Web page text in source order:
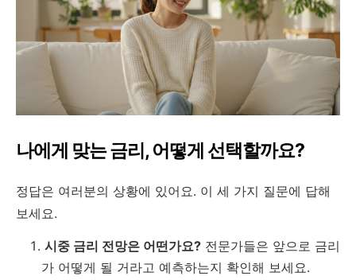
나에게 맞는 금리, 어떻게 선택할까요?
정답은 여러분의 상황에 있어요. 이 세 가지 질문에 답해
보세요.
시중 금리 전망은 어떤가요? 전문가들은 앞으로 금리
가 어떻게 될 거라고 예측하는지 확인해 보세요.